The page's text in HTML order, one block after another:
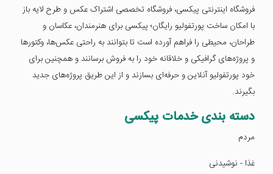
فروشگاه اینترنتی پیکسی، فروشگاه تخصصی اشتراک عکس و طرح لایه باز
با امکان ساخت پورتفولیو رایگان؛ پیکسی برای هنرمندان، عکاسان و
طراحان، محیطی را فراهم آورده است تا بتوانند به راحتی عکس‌ها، وکتورها
و پروژه‌های گرافیکی و خلاقانه خود را به فروش برسانند و همچنین برای
خود پورتفولیو آنلاین و حرفه‌ای بسازند و از این طریق پروژه‌های جدید
بگیرند.
دسته بندی خدمات پیکسی
مردم
غذا - نوشیدنی